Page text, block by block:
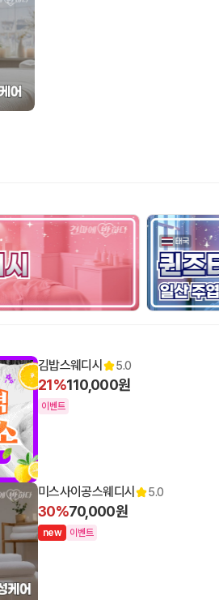
김밥스웨디시
5.0
21%110,000원
이벤트
미스사이공스웨디시 5.0
30%70,000원
new 이벤트